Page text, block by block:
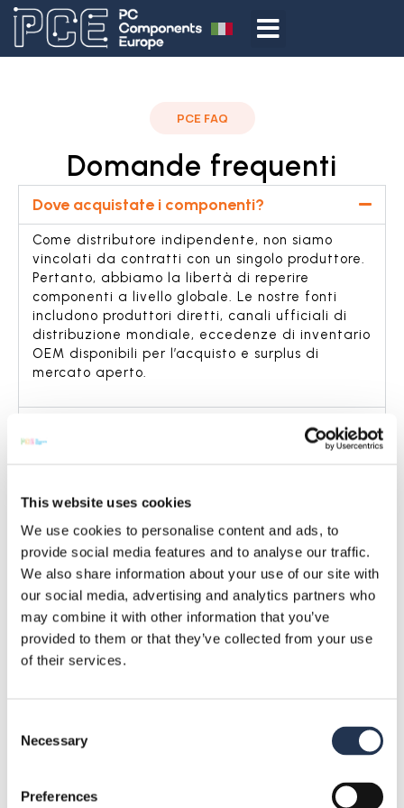
This website uses cookies
We use cookies to personalise content and ads, to
provide social media features and to analyse our traffic.
We also share information about your use of our site with
our social media, advertising and analytics partners who
may combine it with other information that you’ve
provided to them or that they’ve collected from your use
of their services.
Selection
Necessary
Preferences
PCE FAQ
Domande frequenti
Dove acquistate i componenti?
Come distributore indipendente, non siamo
vincolati da contratti con un singolo produttore.
Pertanto, abbiamo la libertà di reperire
componenti a livello globale. Le nostre fonti
includono produttori diretti, canali ufficiali di
distribuzione mondiale, eccedenze di inventario
OEM disponibili per l’acquisto e surplus di
mercato aperto.
Fornite tracciabilità?
Che tipo di ispezione in ingresso viene
effettuata?
Avete un listino prezzi?
Cosa intendete per tutti i componenti
elettronici attivi e passivi?
C'è un minimo d'ordine per l'acquisto?